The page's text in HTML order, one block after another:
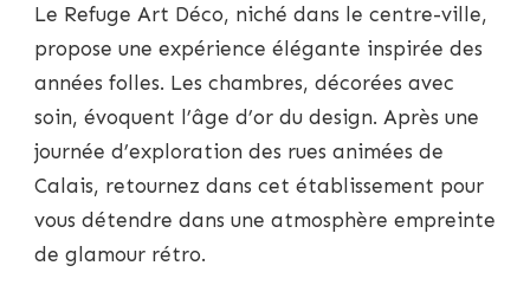
Le Refuge Art Déco, niché dans le centre-ville,
propose une expérience élégante inspirée des
années folles. Les chambres, décorées avec
soin, évoquent l’âge d’or du design. Après une
journée d’exploration des rues animées de
Calais, retournez dans cet établissement pour
vous détendre dans une atmosphère empreinte
de glamour rétro.